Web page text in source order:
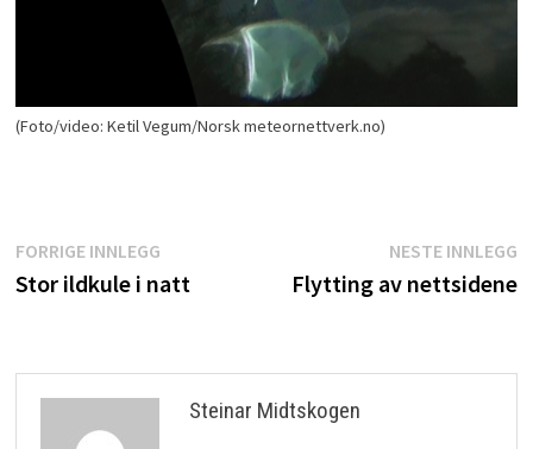
(Foto/video: Ketil Vegum/Norsk meteornettverk.no)
Innleggsnavigasjon
FORRIGE INNLEGGForrige
innlegg:
Stor ildkule i natt
NESTE INNLEGG
Flytting av nettsidene
Steinar Midtskogen